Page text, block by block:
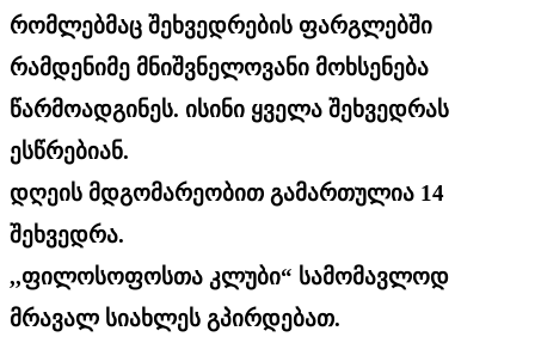
რომლებმაც შეხვედრების ფარგლებში
რამდენიმე მნიშვნელოვანი მოხსენება
წარმოადგინეს. ისინი ყველა შეხვედრას
ესწრებიან.
დღეის მდგომარეობით გამართულია 14
შეხვედრა.
,,ფილოსოფოსთა კლუბი“ სამომავლოდ
მრავალ სიახლეს გპირდებათ.